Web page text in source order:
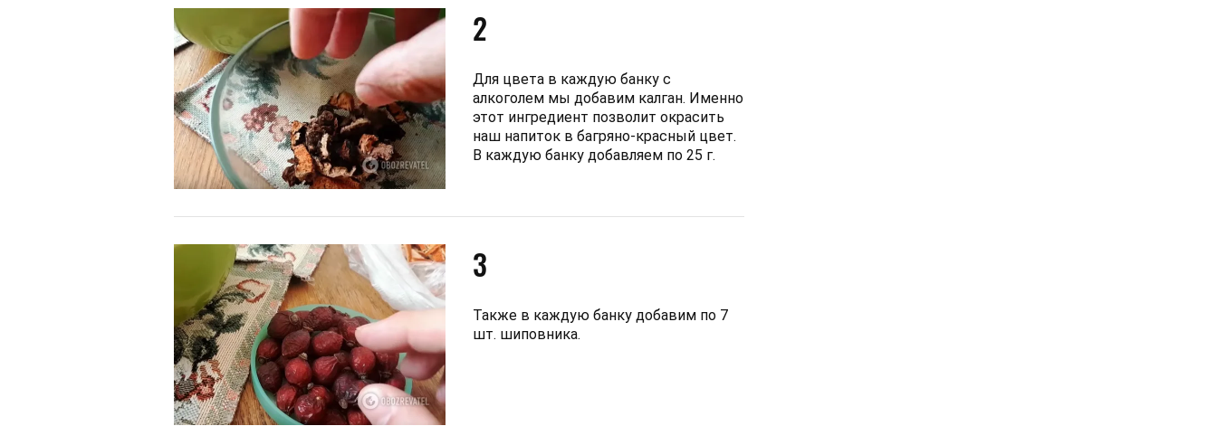
2
Для цвета в каждую банку с
алкоголем мы добавим калган. Именно
этот ингредиент позволит окрасить
наш напиток в багряно-красный цвет.
В каждую банку добавляем по 25 г.
3
Также в каждую банку добавим по 7
шт. шиповника.